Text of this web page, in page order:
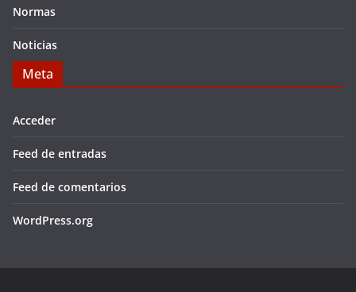
Normas
Noticias
Meta
Acceder
Feed de entradas
Feed de comentarios
WordPress.org